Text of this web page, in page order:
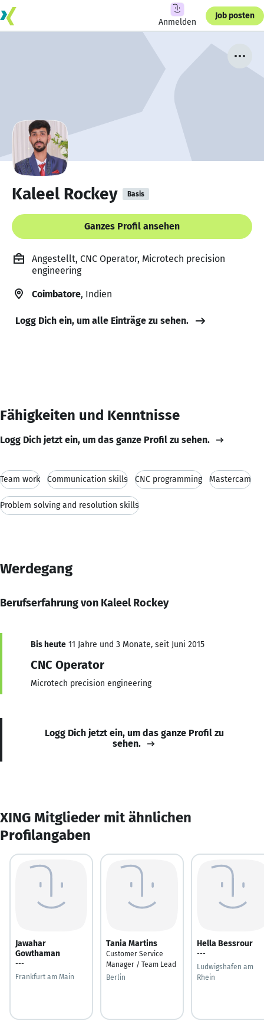
Anmelden
Job posten
Kaleel Rockey Basis
Ganzes Profil ansehen
Angestellt, CNC Operator, Microtech precision
engineering
Coimbatore, Indien
Logg Dich ein, um alle Einträge zu sehen.
Fähigkeiten und Kenntnisse
Logg Dich jetzt ein, um das ganze Profil zu sehen.
Team work Communication skills CNC programming Mastercam
Problem solving and resolution skills
Werdegang
Berufserfahrung von Kaleel Rockey
Bis heute 11 Jahre und 3 Monate, seit Juni 2015
CNC Operator
Microtech precision engineering
Logg Dich jetzt ein, um das ganze Profil zu
sehen.
XING Mitglieder mit ähnlichen
Profilangaben
Jawahar
Gowthaman
---
Frankfurt am Main
Tania Martins
Customer Service
Manager / Team Lead
Berlin
Hella Bessrour
---
Ludwigshafen am
Rhein